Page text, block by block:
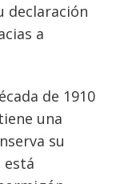
declaración
a
de 1910
una
su
está